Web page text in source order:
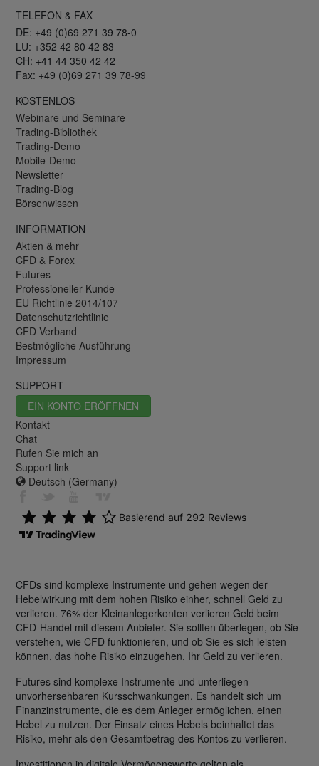
TELEFON & FAX
DE: +49 (0)69 271 39 78-0
LU: +352 42 80 42 83
CH: +41 44 350 42 42
Fax: +49 (0)69 271 39 78-99
KOSTENLOS
Webinare und Seminare
Trading-Bibliothek
Trading-Demo
Mobile-Demo
Newsletter
Trading-Blog
Börsenwissen
INFORMATION
Aktien & mehr
CFD & Forex
Futures
Professioneller Kunde
EU Richtlinie 2014/107
Datenschutzrichtlinie
CFD Verband
Bestmögliche Ausführung
Impressum
SUPPORT
EIN KONTO ERÖFFNEN
Kontakt
Chat
Rufen Sie mich an
Support link
Deutsch (Germany)
CFDs sind komplexe Instrumente und gehen wegen der
Hebelwirkung mit dem hohen Risiko einher, schnell Geld zu
verlieren. 76% der Kleinanlegerkonten verlieren Geld beim
CFD-Handel mit diesem Anbieter. Sie sollten überlegen, ob Sie
verstehen, wie CFD funktionieren, und ob Sie es sich leisten
können, das hohe Risiko einzugehen, Ihr Geld zu verlieren.
Futures sind komplexe Instrumente und unterliegen
unvorhersehbaren Kursschwankungen. Es handelt sich um
Finanzinstrumente, die es dem Anleger ermöglichen, einen
Hebel zu nutzen. Der Einsatz eines Hebels beinhaltet das
Risiko, mehr als den Gesamtbetrag des Kontos zu verlieren.